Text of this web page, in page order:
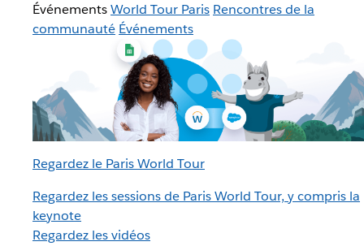
ÉvénementsWorld Tour Paris Rencontres de la
communauté Événements
Regardez le Paris World Tour
Regardez les sessions de Paris World Tour, y compris la
keynote
Regardez les vidéos